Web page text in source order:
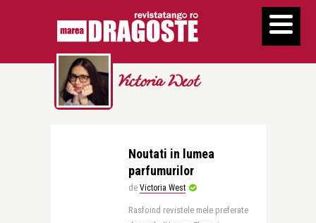
Victoria West
Noutati in lumea
parfumurilor
de Victoria West
Rasfoind revistele mele preferate